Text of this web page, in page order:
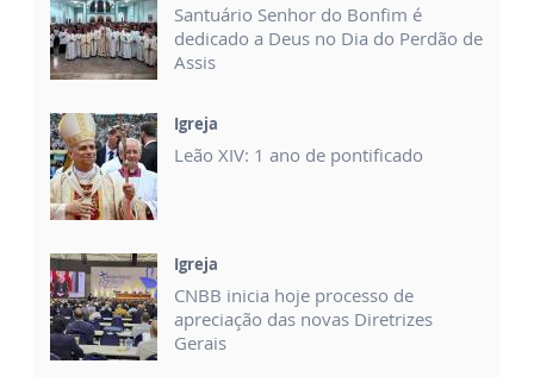
Santuário Senhor do Bonfim é
dedicado a Deus no Dia do Perdão de
Assis
Igreja
Leão XIV: 1 ano de pontificado
Igreja
CNBB inicia hoje processo de
apreciação das novas Diretrizes
Gerais